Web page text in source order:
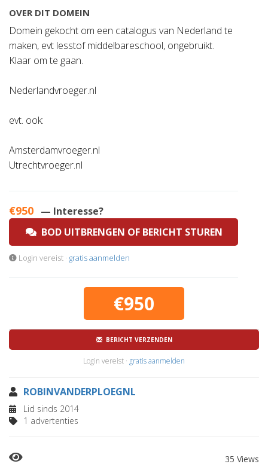
OVER DIT DOMEIN
Domein gekocht om een catalogus van Nederland te
maken, evt lesstof middelbareschool, ongebruikt.
Klaar om te gaan.
Nederlandvroeger.nl
evt. ook:
Amsterdamvroeger.nl
Utrechtvroeger.nl
€950 — Interesse?
BOD UITBRENGEN OF BERICHT STUREN
Login vereist · gratis aanmelden
€950
BERICHT VERZENDEN
Login vereist · gratis aanmelden
ROBINVANDERPLOEGNL
Lid sinds 2014
1 advertenties
35 Views